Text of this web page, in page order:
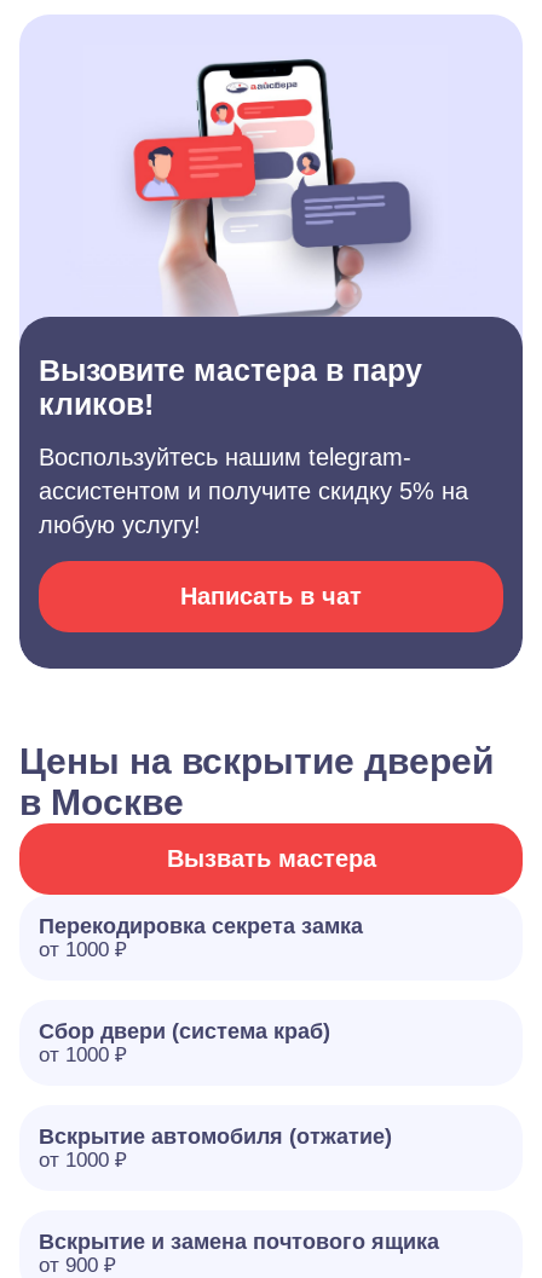
Вызовите мастера в пару
кликов!
Воспользуйтесь нашим telegram-
ассистентом и получите скидку 5% на
любую услугу!
Написать в чат
Цены на вскрытие дверей
в Москве
Вызвать мастера
Перекодировка секрета замка
от 1000 ₽
Сбор двери (система краб)
от 1000 ₽
Вскрытие автомобиля (отжатие)
от 1000 ₽
Вскрытие и замена почтового ящика
от 900 ₽